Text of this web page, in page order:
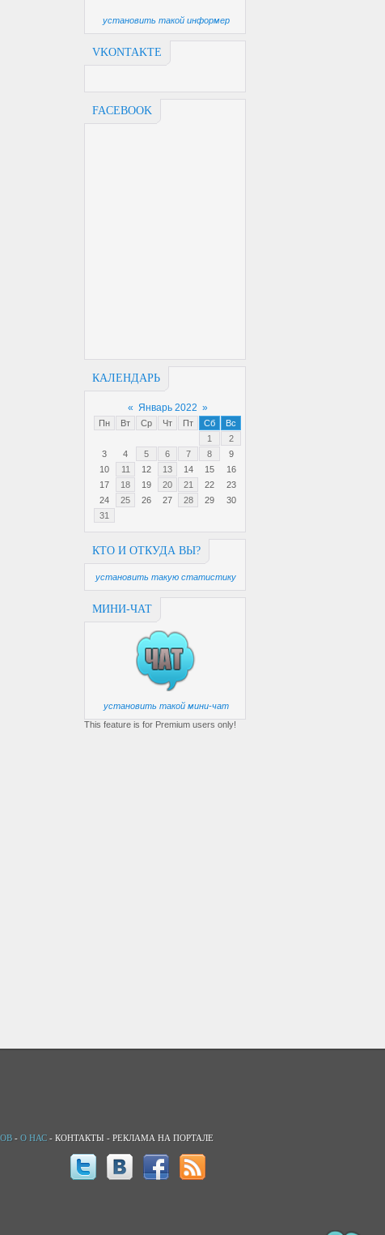
установить такой информер
VKONTAKTE
FACEBOOK
КАЛЕНДАРЬ
« Январь 2022 »
Пн Вт Ср Чт Пт Сб
Вс
1
2
3
4 5 6 7 8
9
10
11 12 13 14 15
16
17
18 19 20 21 22
23
24
25 26 27 28 29
30
31
КТО И ОТКУДА ВЫ?
установить такую статистику
МИНИ-ЧАТ
установить такой мини-чат
This feature is for Premium users only!
- О НАС - КОНТАКТЫ - РЕКЛАМА НА ПОРТАЛЕ